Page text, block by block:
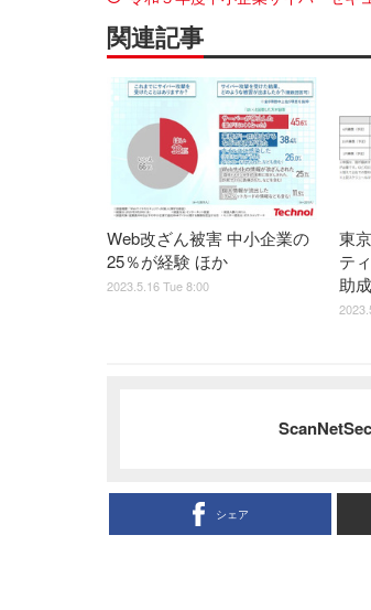
関連記事
Web改ざん被害 中小企業の
25％が経験 ほか
2023.5.16 Tue 8:00
東
テ
助
シェア